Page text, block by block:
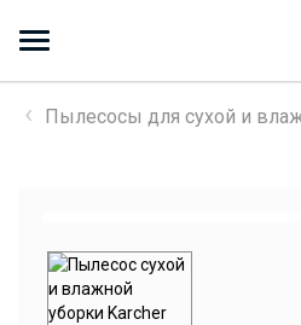
Пылесосы для сухой и